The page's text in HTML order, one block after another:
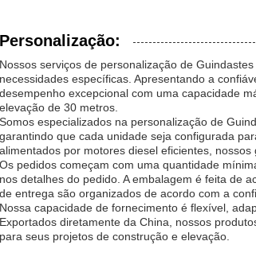
Personalização:
Nossos serviços de personalização de
necessidades específicas. Apresentando a
desempenho excepcional com uma capacidade
elevação de 30 metros.
Somos especializados na personalização de
garantindo que cada unidade seja configurada
alimentados por motores diesel eficientes,
Os pedidos começam com uma quantidade
nos detalhes do pedido. A embalagem é feita de
de entrega são organizados de acordo com a
Nossa capacidade de fornecimento é flexível,
Exportados diretamente da China, nossos
para seus projetos de construção e elevação.